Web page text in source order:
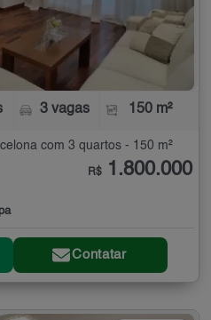
3 vagas 150 m²
com 3 quartos - 150 m²
R$ 1.800.000
Contatar